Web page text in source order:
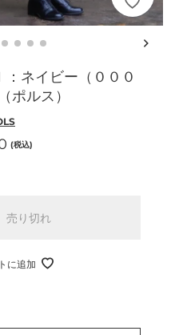
ネイビー（０００
ポルス）
(税込)
売り切れ
に追加